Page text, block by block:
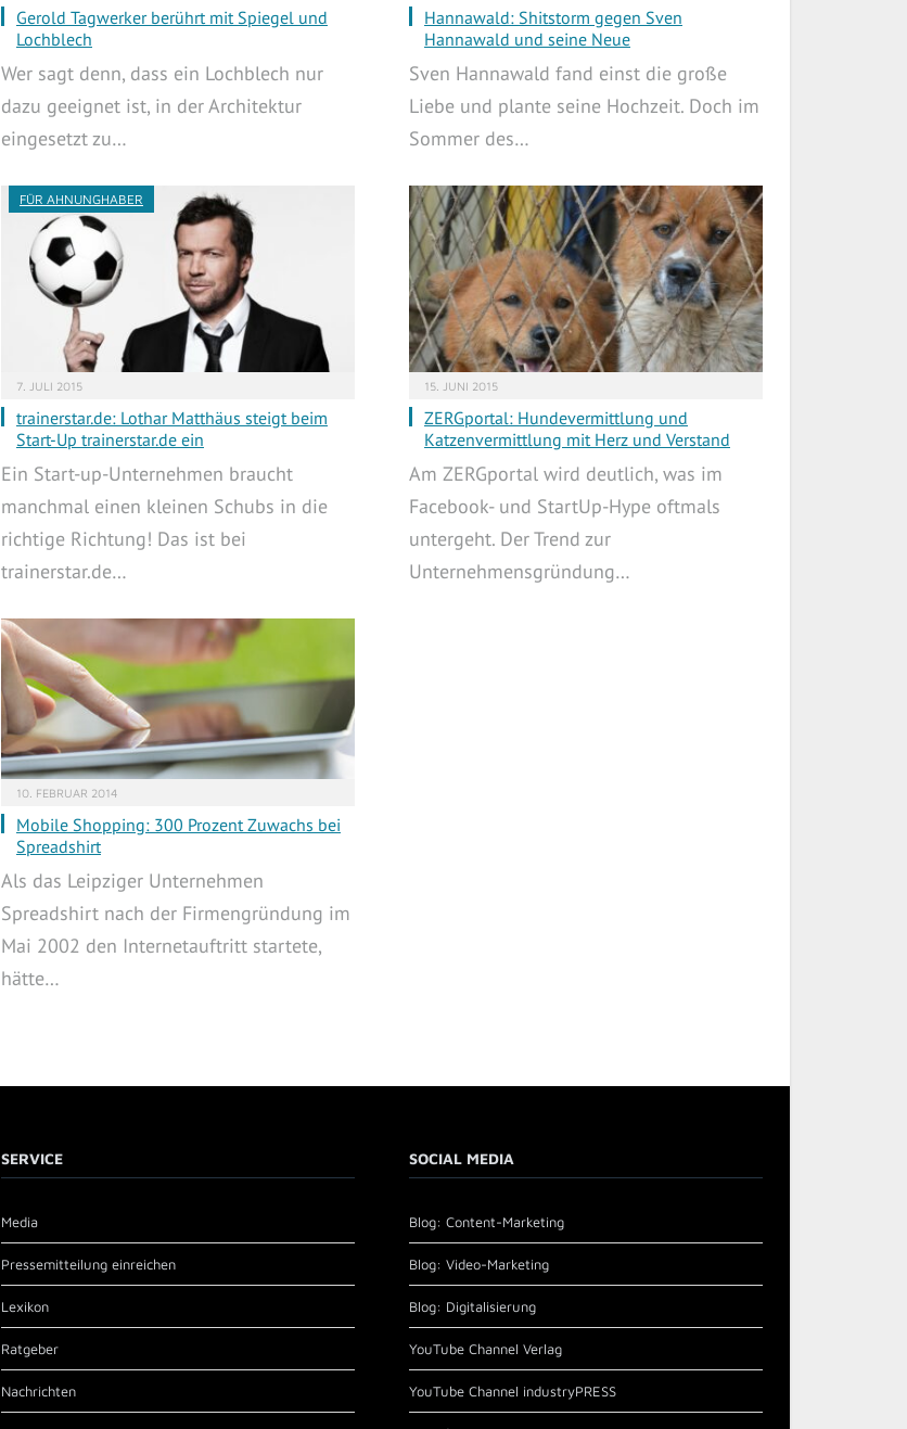
Gerold Tagwerker berührt mit Spiegel und
Lochblech
Wer sagt denn, dass ein Lochblech nur
dazu geeignet ist, in der Architektur
eingesetzt zu…
Hannawald: Shitstorm gegen Sven
Hannawald und seine Neue
Sven Hannawald fand einst die große
Liebe und plante seine Hochzeit. Doch im
Sommer des…
FÜR AHNUNGHABER
7. JULI 2015
trainerstar.de: Lothar Matthäus steigt beim
Start-Up trainerstar.de ein
Ein Start-up-Unternehmen braucht
manchmal einen kleinen Schubs in die
richtige Richtung! Das ist bei
trainerstar.de…
15. JUNI 2015
ZERGportal: Hundevermittlung und
Katzenvermittlung mit Herz und Verstand
Am ZERGportal wird deutlich, was im
Facebook- und StartUp-Hype oftmals
untergeht. Der Trend zur
Unternehmensgründung…
10. FEBRUAR 2014
Mobile Shopping: 300 Prozent Zuwachs bei
Spreadshirt
Als das Leipziger Unternehmen
Spreadshirt nach der Firmengründung im
Mai 2002 den Internetauftritt startete,
hätte…
SERVICE
Media
Pressemitteilung einreichen
Lexikon
Ratgeber
Nachrichten
SOCIAL MEDIA
Blog: Content-Marketing
Blog: Video-Marketing
Blog: Digitalisierung
YouTube Channel Verlag
YouTube Channel industryPRESS